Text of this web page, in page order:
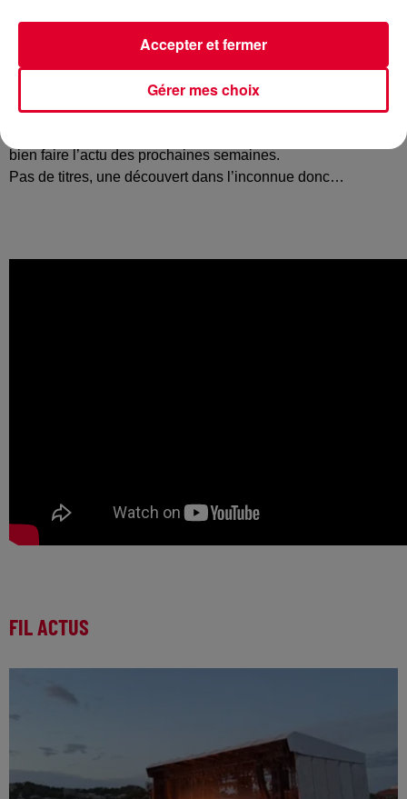
Open Tour».
D’ailleurs après les pays de l’est, le duo se rapproche de
nous, a tel point qu’il jouera à Paris le 20 février prochain. Et
au risque de vous spoiler le concert, voici une vidéo qui
bien faire l’actu des prochaines semaines.
Pas de titres, une découvert dans l’inconnue donc…
FIL ACTUS
Gérer mes choix
Accepter et fermer